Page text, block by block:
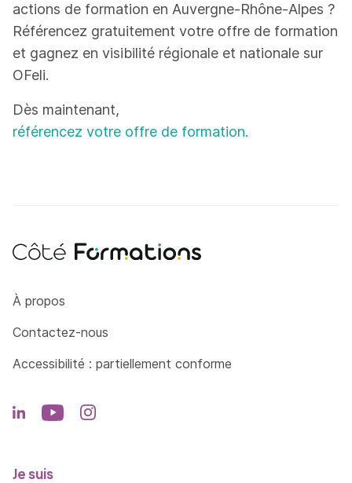
actions de formation en Auvergne-Rhône-Alpes ?
Référencez gratuitement votre offre de formation
et gagnez en visibilité régionale et nationale sur
OFeli.
Dès maintenant,
référencez votre offre de formation.
Côté Formations
À propos
Contactez-nous
Accessibilité : partiellement conforme
Je suis